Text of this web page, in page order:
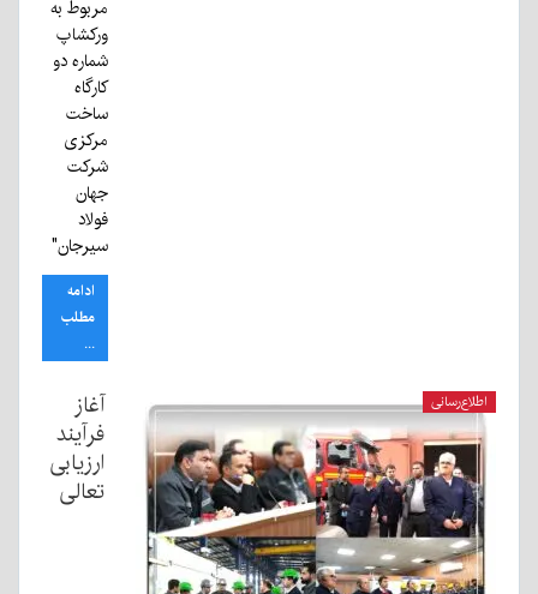
مربوط به
ورکشاپ
شماره دو
کارگاه
ساخت
مرکزی
شرکت
جهان
فولاد
سیرجان"
ادامه
مطلب
...
اطلاع‌رسانی
آغاز
فرآیند
ارزیابی
تعالی